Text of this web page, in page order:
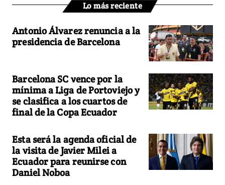
Lo más reciente
Antonio Álvarez renuncia a la
presidencia de Barcelona
Barcelona SC vence por la
mínima a Liga de Portoviejo y
se clasifica a los cuartos de
final de la Copa Ecuador
Esta será la agenda oficial de
la visita de Javier Milei a
Ecuador para reunirse con
Daniel Noboa